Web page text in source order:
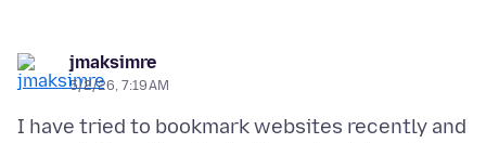
jmaksimre
5/2/26, 7:19 AM
I have tried to bookmark websites recently and